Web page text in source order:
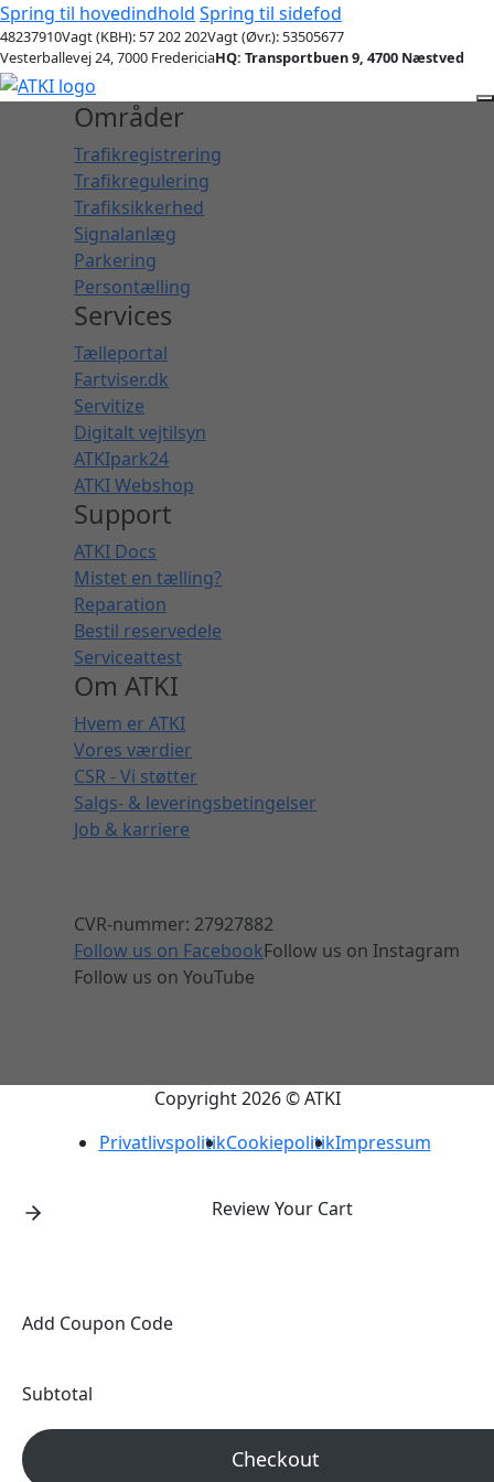
Spring til hovedindhold Spring til sidefod
48237910Vagt (KBH): 57 202 202Vagt (Øvr.): 53505677
Vesterballevej 24, 7000 FredericiaHQ: Transportbuen 9, 4700 Næstved
Områder
Trafikregistrering
Trafikregulering
Trafiksikkerhed
Signalanlæg
Parkering
Persontælling
Services
Tælleportal
Fartviser.dk
Servitize
Digitalt vejtilsyn
ATKIpark24
ATKI Webshop
Support
ATKI Docs
Mistet en tælling?
Reparation
Bestil reservedele
Serviceattest
Om ATKI
Hvem er ATKI
Vores værdier
CSR - Vi støtter
Salgs- & leveringsbetingelser
Job & karriere
CVR-nummer: 27927882
Follow us on FacebookFollow us on Instagram
Follow us on YouTube
Copyright 2026 © ATKI
PrivatlivspolitikCookiepolitikImpressum
Review Your Cart
Add Coupon Code
Subtotal
Checkout